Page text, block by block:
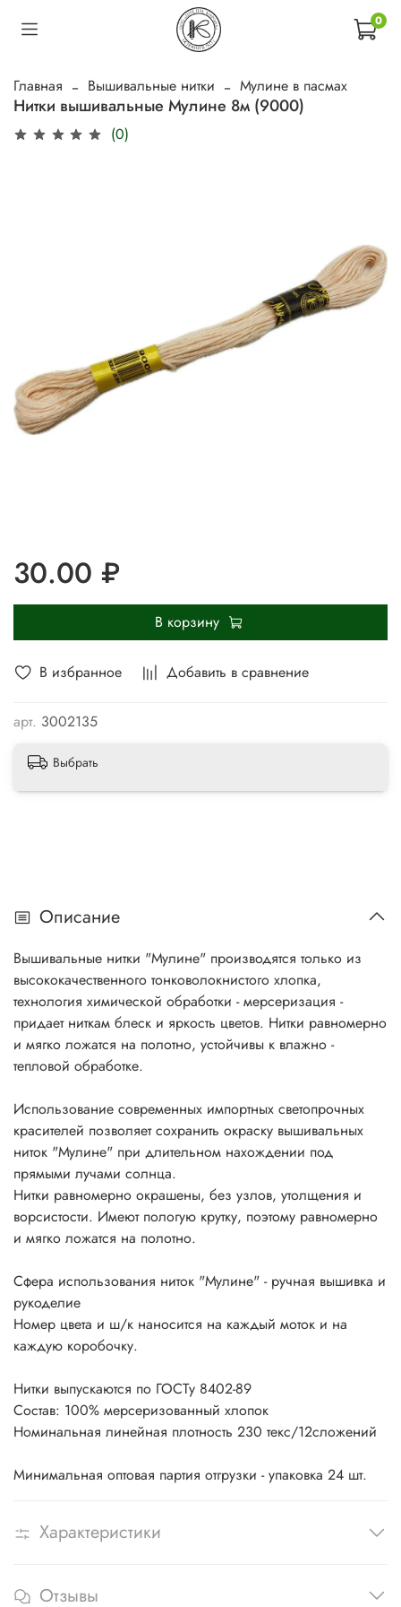
0
Главная Вышивальные нитки Мулине в пасмах
Нитки вышивальные Мулине 8м (9000)
(0)
В избранное Добавить в сравнение
арт. 3002135
30.00 ₽
В корзину
Выбрать
Описание
Вышивальные нитки "Мулине" производятся только из
высококачественного тонковолокнистого хлопка,
технология химической обработки - мерсеризация -
придает ниткам блеск и яркость цветов. Нитки равномерно
и мягко ложатся на полотно, устойчивы к влажно -
тепловой обработке.
Использование современных импортных светопрочных
красителей позволяет сохранить окраску вышивальных
ниток "Мулине" при длительном нахождении под
прямыми лучами солнца.
Нитки равномерно окрашены, без узлов, утолщения и
ворсистости. Имеют пологую крутку, поэтому равномерно
и мягко ложатся на полотно.
Сфера использования ниток "Мулине" - ручная вышивка и
рукоделие
Номер цвета и ш/к наносится на каждый моток и на
каждую коробочку.
Нитки выпускаются по ГОСТу 8402-89
Состав: 100% мерсеризованный хлопок
Номинальная линейная плотность 230 текс/12сложений
Минимальная оптовая партия отгрузки - упаковка 24 шт.
Характеристики
Отзывы